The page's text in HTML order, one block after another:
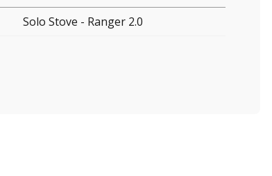
Solo Stove - Ranger 2.0